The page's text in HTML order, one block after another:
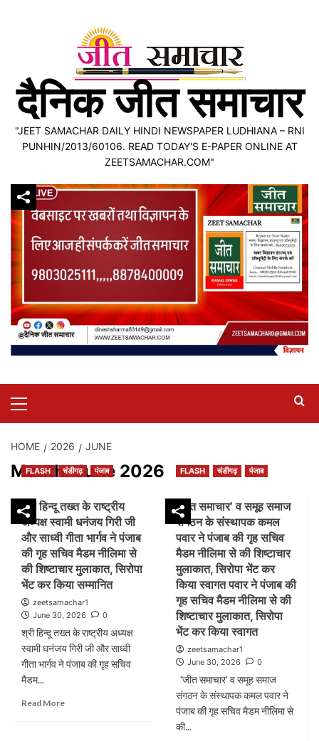
दैनिक जीत समाचार
"JEET SAMACHAR DAILY HINDI NEWSPAPER LUDHIANA – RNI
PUNHIN/2013/60106. READ TODAY'S E-PAPER ONLINE AT
ZEETSAMACHAR.COM"
Menu
HOME 2026 JUNE
Month:June 2026
FLASH चंडीगढ़ पंजाब
श्री हिन्दू तख्त के राष्ट्रीय
अध्यक्ष स्वामी धनंजय गिरी जी
और साध्वी गीता भार्गव ने पंजाब
की गृह सचिव मैडम नीलिमा से
की शिष्टाचार मुलाकात, सिरोपा
भेंट कर किया सम्मानित
zeetsamachar1
June 30, 2026
0
श्री हिन्दू तख्त के राष्ट्रीय अध्यक्ष
स्वामी धनंजय गिरी जी और साध्वी
गीता भार्गव ने पंजाब की गृह सचिव
मैडम...
Read MoreRead
FLASH चंडीगढ़ पंजाब
‘जीत समाचार’ व समूह समाज
संगठन के संस्थापक कमल
पवार ने पंजाब की गृह सचिव
मैडम नीलिमा से की शिष्टाचार
मुलाकात, सिरोपा भेंट कर
किया स्वागत पवार ने पंजाब की
गृह सचिव मैडम नीलिमा से की
शिष्टाचार मुलाकात, सिरोपा
भेंट कर किया स्वागत
zeetsamachar1
June 30, 2026
0
'जीत समाचार' व समूह समाज
संगठन के संस्थापक कमल पवार ने
पंजाब की गृह सचिव मैडम नीलिमा से
की...